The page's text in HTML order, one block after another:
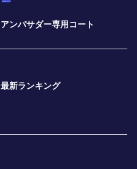
アンバサダー専用コート
最新ランキング